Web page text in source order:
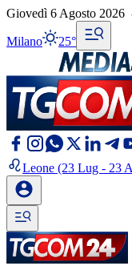
Giovedì 6 Agosto 2026
Milano 25°
Leone (23 Lug - 23